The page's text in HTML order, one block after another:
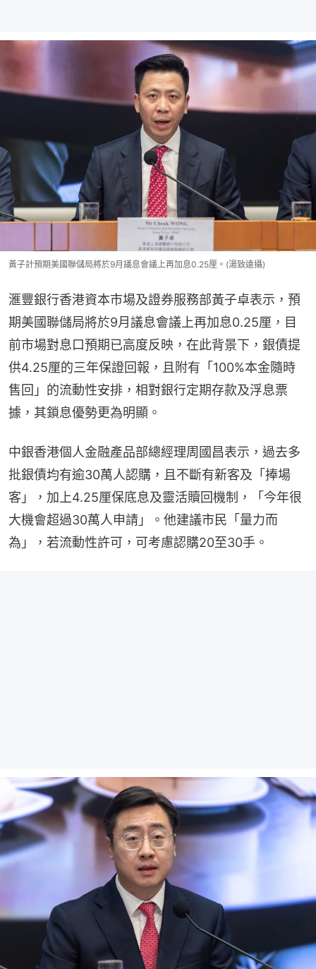
黃子計預期美國聯儲局將於9月議息會議上再加息0.25厘。(湯致遠攝)
滙豐銀行香港資本市場及證券服務部黃子卓表示，預
期美國聯儲局將於9月議息會議上再加息0.25厘，目
前市場對息口預期已高度反映，在此背景下，銀債提
供4.25厘的三年保證回報，且附有「100%本金隨時
售回」的流動性安排，相對銀行定期存款及浮息票
據，其鎖息優勢更為明顯。
中銀香港個人金融產品部總經理周國昌表示，過去多
批銀債均有逾30萬人認購，且不斷有新客及「捧場
客」，加上4.25厘保底息及靈活贖回機制，「今年很
大機會超過30萬人申請」。他建議市民「量力而
為」，若流動性許可，可考慮認購20至30手。